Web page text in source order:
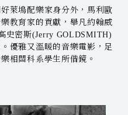
萊塢配樂家身分外，馬利歐
教育家的貢獻，舉凡約翰威
史密斯(Jerry GOLDSMITH)
優雅又溫暖的音樂電影，足
相關科系學生所借鏡。